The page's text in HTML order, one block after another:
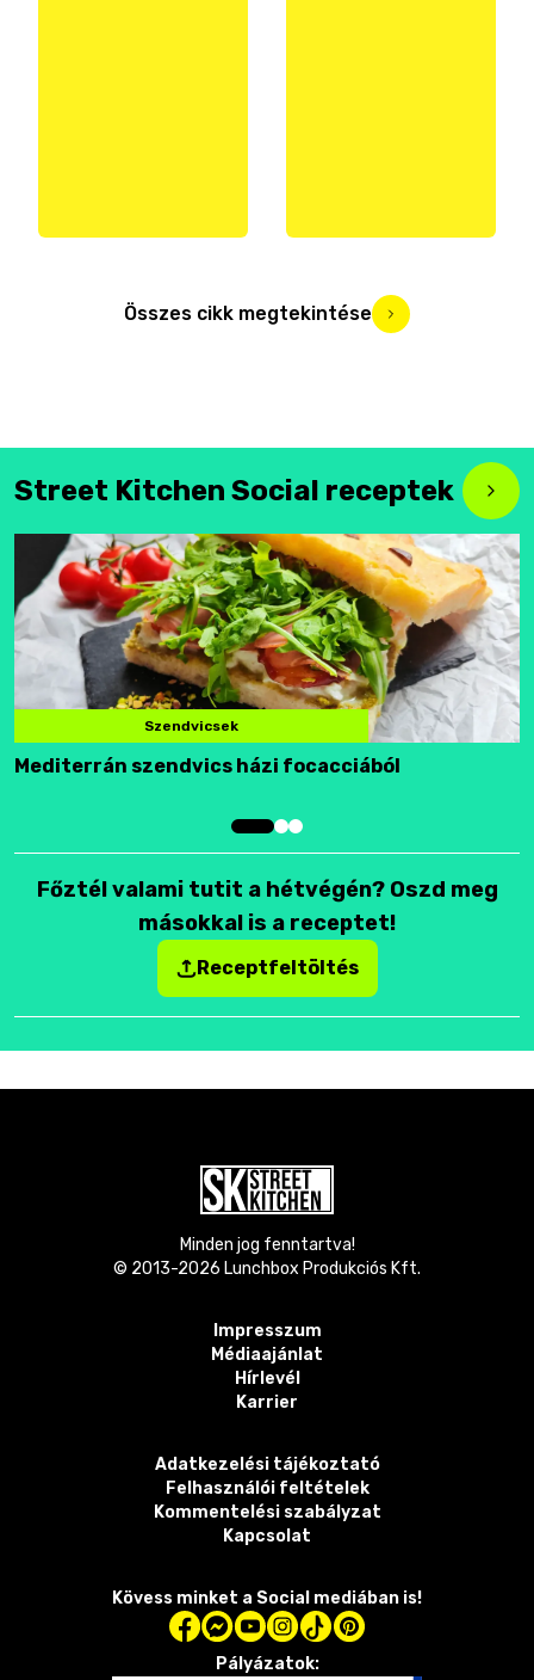
Összes cikk megtekintése
Street Kitchen Social receptek
Szendvicsek
Mediterrán szendvics házi focacciából
Főztél valami tutit a hétvégén? Oszd meg
másokkal is a receptet!
Receptfeltöltés
Minden jog fenntartva!
© 2013-2026 Lunchbox Produkciós Kft.
Impresszum
Médiaajánlat
Hírlevél
Karrier
Adatkezelési tájékoztató
Felhasználói feltételek
Kommentelési szabályzat
Kapcsolat
Kövess minket a Social mediában is!
Pályázatok: